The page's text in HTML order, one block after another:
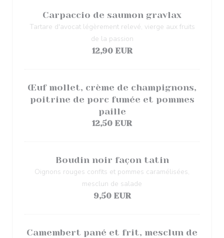
Carpaccio de saumon gravlax
Tartare d'avocat légèrement relevé, vierge aux fruits
de la passion
12,90 EUR
Œuf mollet, crème de champignons,
poitrine de porc fumée et pommes
paille
12,50 EUR
Boudin noir façon tatin
Oignons rouges confits et pommes caramélisées,
mesclun de salade
9,50 EUR
Camembert pané et frit, mesclun de